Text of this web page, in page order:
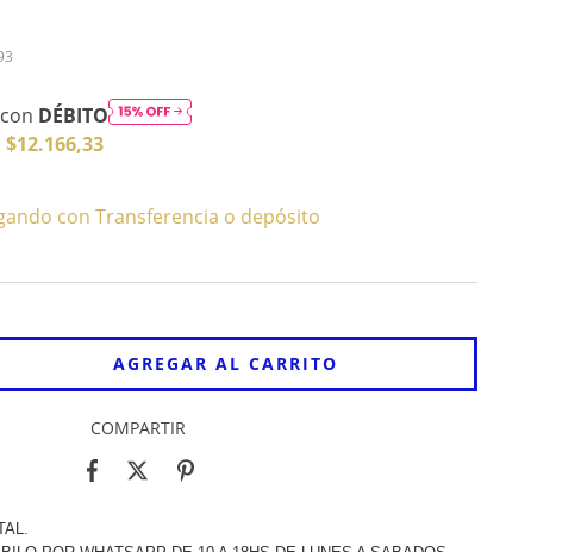
DÉBITO
$12.166,33
con Transferencia o depósito
COMPARTIR